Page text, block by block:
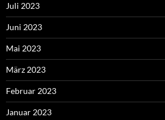
Juli 2023
Juni 2023
Mai 2023
März 2023
Februar 2023
Januar 2023